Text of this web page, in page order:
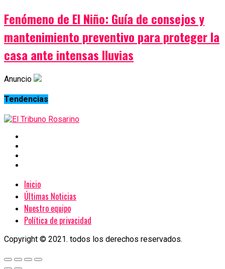
Fenómeno de El Niño: Guía de consejos y
mantenimiento preventivo para proteger la
casa ante intensas lluvias
Anuncio
Tendencias
Inicio
Últimas Noticias
Nuestro equipo
Política de privacidad
Copyright © 2021. todos los derechos reservados.